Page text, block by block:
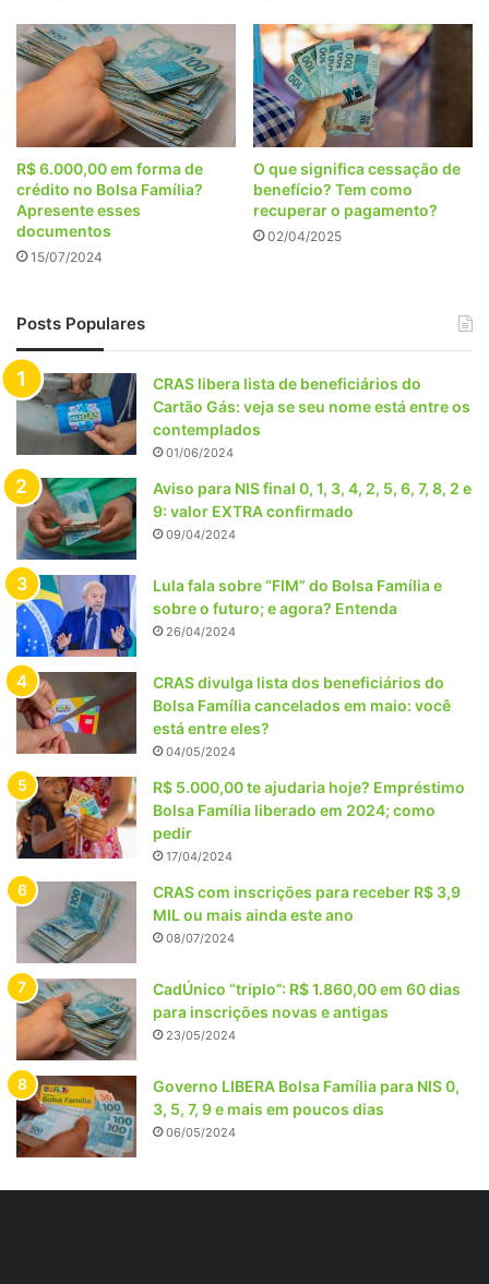
R$ 6.000,00 em forma de
crédito no Bolsa Família?
Apresente esses
documentos
15/07/2024
O que significa cessação de
benefício? Tem como
recuperar o pagamento?
02/04/2025
Posts Populares
CRAS libera lista de beneficiários do
Cartão Gás: veja se seu nome está entre os
contemplados
01/06/2024
Aviso para NIS final 0, 1, 3, 4, 2, 5, 6, 7, 8, 2 e
9: valor EXTRA confirmado
09/04/2024
Lula fala sobre “FIM” do Bolsa Família e
sobre o futuro; e agora? Entenda
26/04/2024
CRAS divulga lista dos beneficiários do
Bolsa Família cancelados em maio: você
está entre eles?
04/05/2024
R$ 5.000,00 te ajudaria hoje? Empréstimo
Bolsa Família liberado em 2024; como
pedir
17/04/2024
CRAS com inscrições para receber R$ 3,9
MIL ou mais ainda este ano
08/07/2024
CadÚnico “triplo”: R$ 1.860,00 em 60 dias
para inscrições novas e antigas
23/05/2024
Governo LIBERA Bolsa Família para NIS 0,
3, 5, 7, 9 e mais em poucos dias
06/05/2024